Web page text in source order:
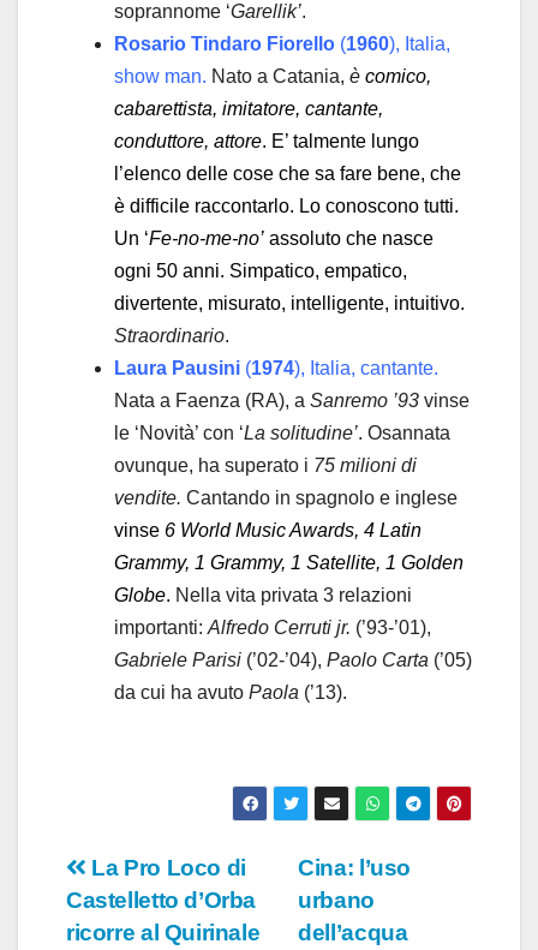
soprannome ‘Garellik’.
Rosario Tindaro Fiorello (1960), Italia,
show man. Nato a Catania, è comico,
cabarettista, imitatore, cantante,
conduttore, attore. E’ talmente lungo
l’elenco delle cose che sa fare bene, che
è difficile raccontarlo. Lo conoscono tutti.
Un ‘Fe-no-me-no’ assoluto che nasce
ogni 50 anni. Simpatico, empatico,
divertente, misurato, intelligente, intuitivo.
Straordinario.
Laura Pausini (1974), Italia, cantante.
Nata a Faenza (RA), a Sanremo ’93 vinse
le ‘Novità’ con ‘La solitudine’. Osannata
ovunque, ha superato i 75 milioni di
vendite. Cantando in spagnolo e inglese
vinse 6 World Music Awards, 4 Latin
Grammy, 1 Grammy, 1 Satellite, 1 Golden
Globe. Nella vita privata 3 relazioni
importanti: Alfredo Cerruti jr. (’93-’01),
Gabriele Parisi (’02-’04), Paolo Carta (’05)
da cui ha avuto Paola (’13).
Navigazione
articoli
Cina: l’uso
urbano
dell’acqua
La Pro Loco di
Castelletto d’Orba
ricorre al Quirinale